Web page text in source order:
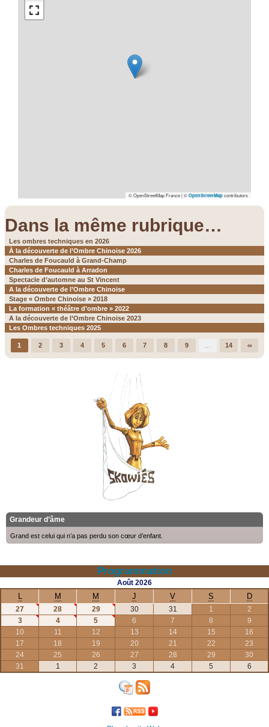
© OpenStreetMap France | © OpenStreetMapcontributors
Dans la même rubrique…
Les ombres techniques en 2026
À la découverte de l’Ombre Chinoise 2026
Charles de Foucauld à Grand-Champ
Charles de Foucauld à Arradon
Spectacle d’automne au St Vincent
A la découverte de l’Ombre Chinoise
Stage « Ombre Chinoise » 2018
La formation « théâtre d’ombre » 2022
A la découverte de l’Ombre Chinoise 2023
Les Ombres techniques 2025
1 2 3 4 5 6 7 8 9 14 ∞
Grandeur d’âme
Grand est celui qui n’a pas perdu son cœur d’enfant.
Programmation
Août 2026
M M J V S D
27 28 29 30 31 1
2
3
4 5 6 7 8
9
10
11 12 13 14 15
16
17
18 19 20 21 22
23
24
25 26 27 28 29
30
31
1 2 3 4 5 6